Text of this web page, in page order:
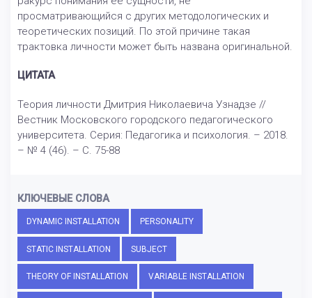
просматривающийся с других методологических и
теоретических позиций. По этой причине такая
трактовка личности может быть названа оригинальной.
ЦИТАТА
Теория личности Дмитрия Николаевича Узнадзе //
Вестник Московского городского педагогического
университета. Серия: Педагогика и психология. – 2018.
– № 4 (46). – С. 75-88
КЛЮЧЕВЫЕ СЛОВА
DYNAMIC INSTALLATION PERSONALITY
STATIC INSTALLATION SUBJECT
THEORY OF INSTALLATION VARIABLE INSTALLATION